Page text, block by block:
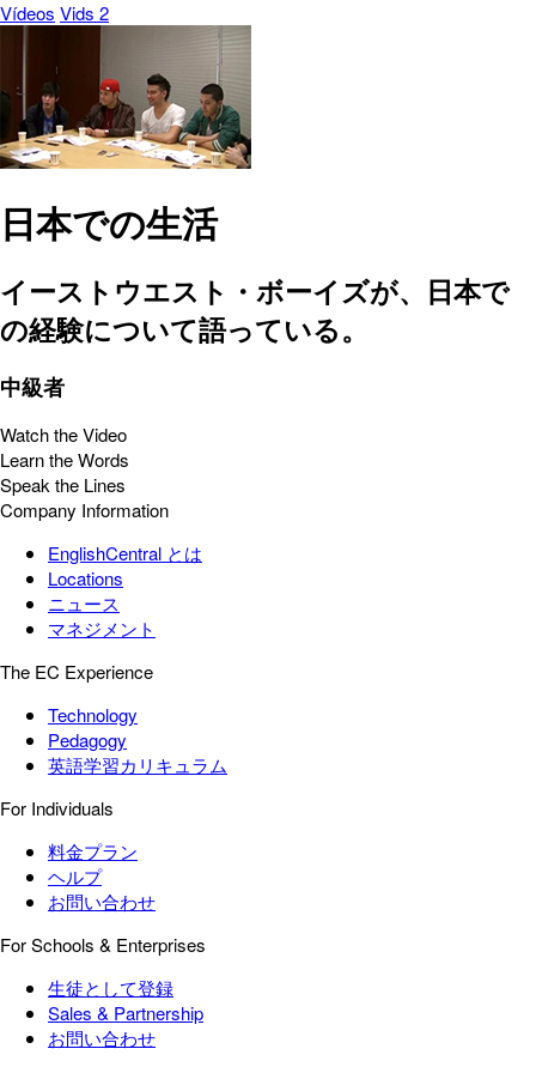
Vídeos Vids 2
日本での生活
イーストウエスト・ボーイズが、日本で
の経験について語っている。
中級者
Watch the Video
Learn the Words
Speak the Lines
Company Information
EnglishCentral とは
Locations
ニュース
マネジメント
The EC Experience
Technology
Pedagogy
英語学習カリキュラム
For Individuals
料金プラン
ヘルプ
お問い合わせ
For Schools & Enterprises
生徒として登録
Sales & Partnership
お問い合わせ